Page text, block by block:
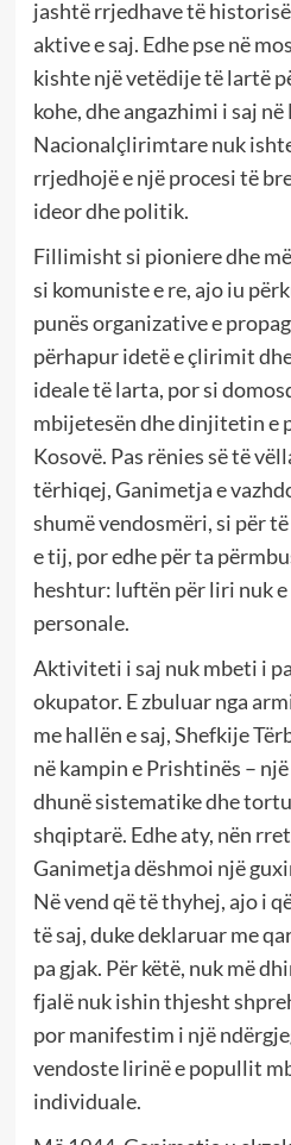
jashtë rrjedhave të
aktive e saj. Edhe pse në
kishte një vetëdije të lartë
kohe, dhe angazhimi i saj në
Nacionalçlirimtare nuk
rrjedhojë e një procesi të
ideor dhe politik.
Fillimisht si pioniere dhe
si komuniste e re, ajo iu
punës organizative e
përhapur idetë e çlirimit
ideale të larta, por si
mbijetesën dhe dinjitetin e
Kosovë. Pas rënies së të
tërhiqej, Ganimetja e
shumë vendosmëri, si për
e tij, por edhe për ta
heshtur: luftën për liri nuk e
personale.
Aktiviteti i saj nuk mbeti i
okupator. E zbuluar nga
me hallën e saj, Shefkije
në kampin e Prishtinës –
dhunë sistematike dhe
shqiptarë. Edhe aty, nën
Ganimetja dëshmoi një
Në vend që të thyhej, ajo i
të saj, duke deklaruar me
pa gjak. Për këtë, nuk më
fjalë nuk ishin thjesht
por manifestim i një
vendoste lirinë e popullit
individuale.